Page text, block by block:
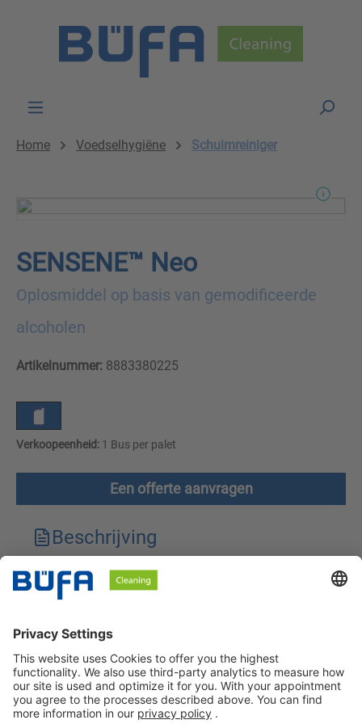
Home Voedselhygiëne Schuimreiniger
SENSENE™ Neo
Oplosmiddel op basis van gemodificeerde
alcoholen
Artikelnummer: 8883380225
Verkoopeenheid: 1 Bus per palet
Een offerte aanvragen
Beschrijving
Technische kenmerken
Veiligheidsinstructies